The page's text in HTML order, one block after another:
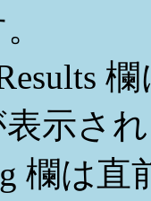
示さ
欄は